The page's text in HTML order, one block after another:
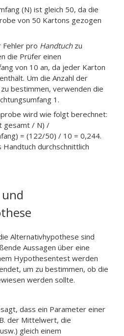
(N) ist gleich 50, da die
von 50 Kartons gezogen
Fehler pro Handtuchzu
die Prüfer einen
von 10 an, da jeder Karton
Um die Anzahl der
bestimmen, verwenden die
1.
wird wie folgt berechnet:
gesamt / N) /
= (122/50) / 10 = 0,244.
durchschnittlich
Alternativhypothese sind
Aussagen über eine
Hypothesentest werden
um zu bestimmen, ob die
werden sollte.
dass ein Parameter einer
der Mittelwert, die
gleich einem